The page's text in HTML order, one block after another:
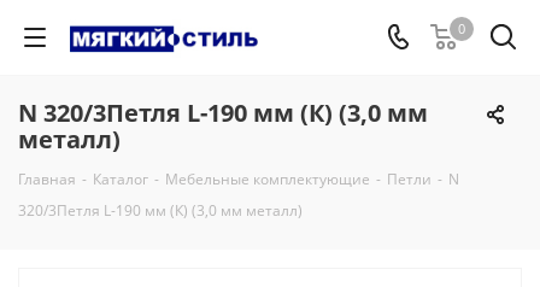
0
N 320/3Петля L-190 мм (К) (3,0 мм
металл)
Главная - Каталог - Мебельные комплектующие - Петли - N
320/3Петля L-190 мм (К) (3,0 мм металл)